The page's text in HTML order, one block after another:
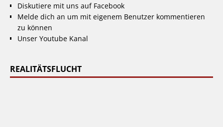
Diskutiere mit uns auf Facebook
Melde dich an um mit eigenem Benutzer kommentieren
zu können
Unser Youtube Kanal
REALITÄTSFLUCHT